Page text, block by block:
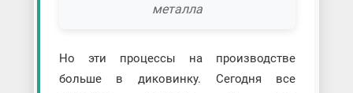
металла
Но эти процессы на производстве
больше в диковинку. Сегодня все